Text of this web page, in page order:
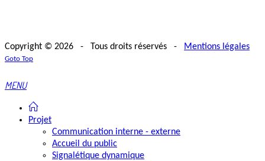
Copyright © 2026 - Tous droits réservés - Mentions légales
Goto Top
MENU
Projet
Communication interne - externe
Accueil du public
Signalétique dynamique